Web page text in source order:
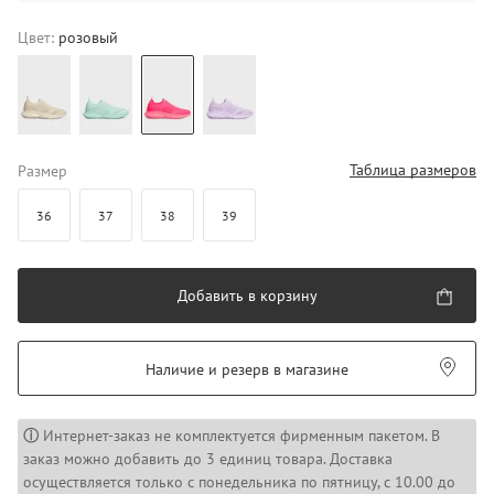
Цвет: розовый
Размер Таблица размеров
36 37 38 39
Добавить в корзину
Наличие и резерв в магазине
ⓘ Интернет-заказ не комплектуется фирменным пакетом. В
заказ можно добавить до 3 единиц товара. Доставка
осуществляется только с понедельника по пятницу, с 10.00 до